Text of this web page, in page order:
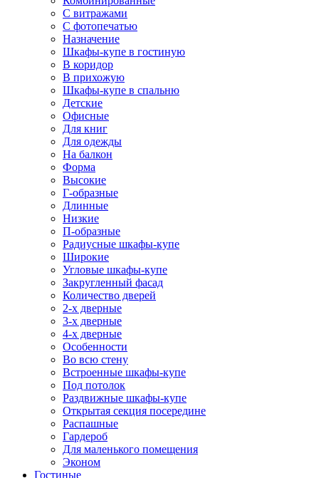
С витражами
С фотопечатью
Назначение
Шкафы-купе в гостиную
В коридор
В прихожую
Шкафы-купе в спальню
Детские
Офисные
Для книг
Для одежды
На балкон
Форма
Высокие
Г-образные
Длинные
Низкие
П-образные
Радиусные шкафы-купе
Широкие
Угловые шкафы-купе
Закругленный фасад
Количество дверей
2-х дверные
3-х дверные
4-х дверные
Особенности
Во всю стену
Встроенные шкафы-купе
Под потолок
Раздвижные шкафы-купе
Открытая секция посередине
Распашные
Гардероб
Для маленького помещения
Эконом
Гостиные